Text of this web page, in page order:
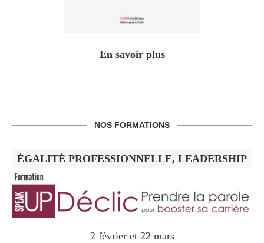
En savoir plus
NOS FORMATIONS
ÉGALITÉ PROFESSIONNELLE, LEADERSHIP
2 février et 22 mars